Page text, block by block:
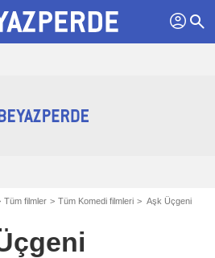
profil search
Tüm filmler Tüm Komedi filmleri Aşk Üçgeni